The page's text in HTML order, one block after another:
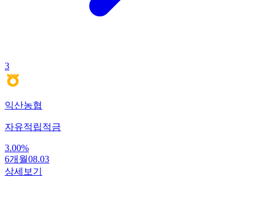
3
익산농협
자유적립적금
3.00%
6개월08.03
상세보기